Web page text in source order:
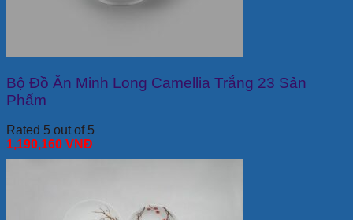
Bộ Đồ Ăn Minh Long Camellia Trắng 23 Sản
Phẩm
Rated 5 out of 5
1,190,160 VNĐ